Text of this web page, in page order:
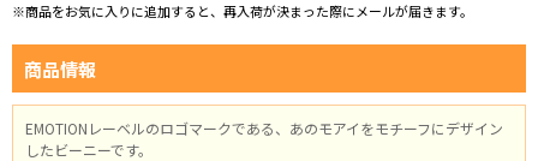
※商品をお気に入りに追加すると、再入荷が決まった際にメールが届きます。
商品情報
EMOTIONレーベルのロゴマークである、あのモアイをモチーフにデザイン
したビーニーです。